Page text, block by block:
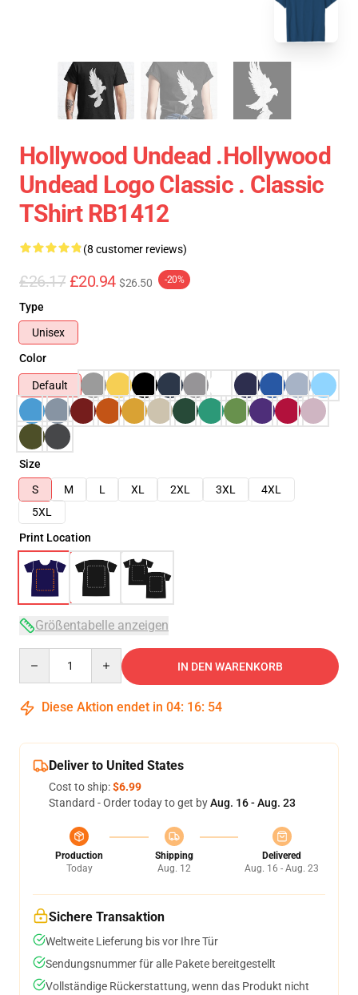
Hollywood Undead .Hollywood
Undead Logo Classic . Classic
TShirt RB1412
(8 customer reviews)
£26.17 £20.94 $26.50 -20%
Type
Unisex
Color
Default
Size
S
M L XL 2XL 3XL
4XL
5XL
Print Location
Größentabelle anzeigen
IN DEN WARENKORB
Diese Aktion endet in 04: 16: 54
Deliver to United States
Cost to ship:$6.99
Standard - Order today to get byAug. 16 - Aug. 23
Production
Today
Shipping
Aug. 12
Delivered
Aug. 16 - Aug. 23
Sichere Transaktion
Weltweite Lieferung bis vor Ihre Tür
Sendungsnummer für alle Pakete bereitgestellt
Vollständige Rückerstattung, wenn das Produkt nicht